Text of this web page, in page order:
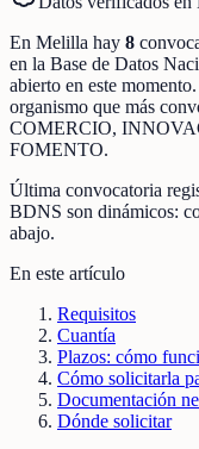
En Melilla hay 8
en la Base de Datos
abierto en este momento.
organismo que más
COMERCIO,
FOMENTO.
Última convocatoria
BDNS son dinámicos:
abajo.
En este artículo
Requisitos
Cuantía
Plazos: cómo
Cómo solicitarla
Documentación
Dónde solicitar